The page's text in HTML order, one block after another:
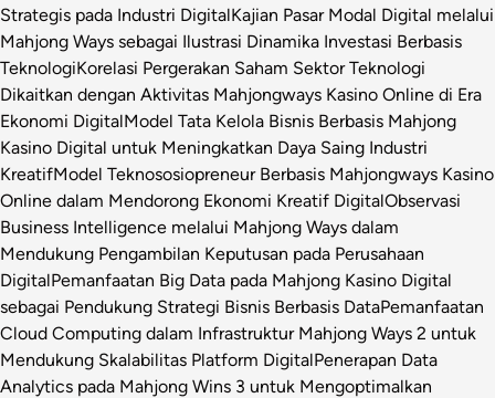
Strategis pada Industri DigitalKajian Pasar Modal Digital melalui
Mahjong Ways sebagai Ilustrasi Dinamika Investasi Berbasis
TeknologiKorelasi Pergerakan Saham Sektor Teknologi
Dikaitkan dengan Aktivitas Mahjongways Kasino Online di Era
Ekonomi DigitalModel Tata Kelola Bisnis Berbasis Mahjong
Kasino Digital untuk Meningkatkan Daya Saing Industri
KreatifModel Teknososiopreneur Berbasis Mahjongways Kasino
Online dalam Mendorong Ekonomi Kreatif DigitalObservasi
Business Intelligence melalui Mahjong Ways dalam
Mendukung Pengambilan Keputusan pada Perusahaan
DigitalPemanfaatan Big Data pada Mahjong Kasino Digital
sebagai Pendukung Strategi Bisnis Berbasis DataPemanfaatan
Cloud Computing dalam Infrastruktur Mahjong Ways 2 untuk
Mendukung Skalabilitas Platform DigitalPenerapan Data
Analytics pada Mahjong Wins 3 untuk Mengoptimalkan